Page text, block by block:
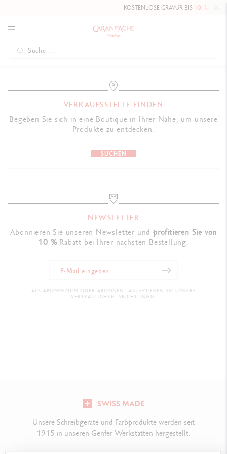
KOSTENLOSE GRAVUR BIS10. MAI 2026
VERKAUFSSTELLE FINDEN
Begeben Sie sich in eine Boutique in Ihrer Nähe, um unsere
Produkte zu entdecken.
SUCHEN
NEWSLETTER
Abonnieren Sie unseren Newsletter undprofitieren Sie von
10 %Rabatt bei Ihrer nächsten Bestellung.
ALS ABONNENTIN ODER ABONNENT AKZEPTIEREN SIE UNSERE
VERTRAULICHKEITSRICHTLINIEN.
SWISS MADE
Unsere Schreibgeräte und Farbprodukte werden seit
1915 in unseren Genfer Werkstätten hergestellt.